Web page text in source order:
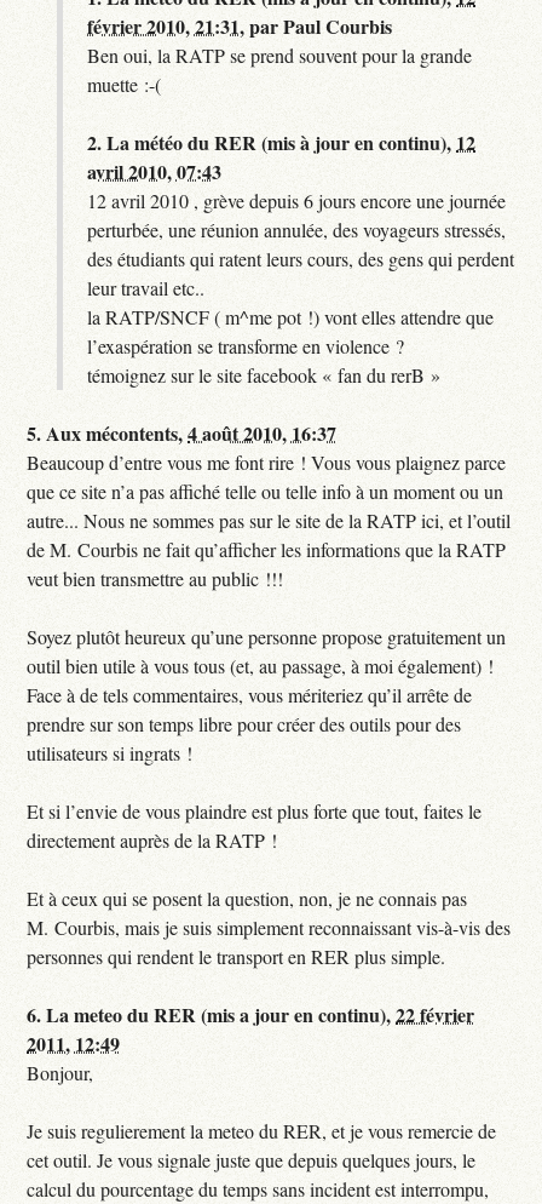
février 2010, 21:31,parPaul Courbis
Ben oui, la RATP se prend souvent pour la grande
muette :-(
2.La météo du RER (mis à jour en continu), 12
avril 2010, 07:43
12 avril 2010 , grève depuis 6 jours encore une journée
perturbée, une réunion annulée, des voyageurs stressés,
des étudiants qui ratent leurs cours, des gens qui perdent
leur travail etc..
la RATP/SNCF ( m^me pot !) vont elles attendre que
l’exaspération se transforme en violence ?
témoignez sur le site facebook « fan du rerB »
5.Aux mécontents,4 août 2010, 16:37
Beaucoup d’entre vous me font rire ! Vous vous plaignez parce
que ce site n’a pas affiché telle ou telle info à un moment ou un
autre... Nous ne sommes pas sur le site de la RATP ici, et l’outil
de M. Courbis ne fait qu’afficher les informations que la RATP
veut bien transmettre au public !!!
Soyez plutôt heureux qu’une personne propose gratuitement un
outil bien utile à vous tous (et, au passage, à moi également) !
Face à de tels commentaires, vous mériteriez qu’il arrête de
prendre sur son temps libre pour créer des outils pour des
utilisateurs si ingrats !
Et si l’envie de vous plaindre est plus forte que tout, faites le
directement auprès de la RATP !
Et à ceux qui se posent la question, non, je ne connais pas
M. Courbis, mais je suis simplement reconnaissant vis-à-vis des
personnes qui rendent le transport en RER plus simple.
6.La meteo du RER (mis a jour en continu),22 février
2011, 12:49
Bonjour,
Je suis regulierement la meteo du RER, et je vous remercie de
cet outil. Je vous signale juste que depuis quelques jours, le
calcul du pourcentage du temps sans incident est interrompu,